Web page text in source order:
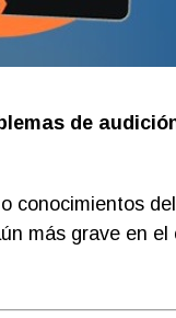
de au
conocimientos
más grave en